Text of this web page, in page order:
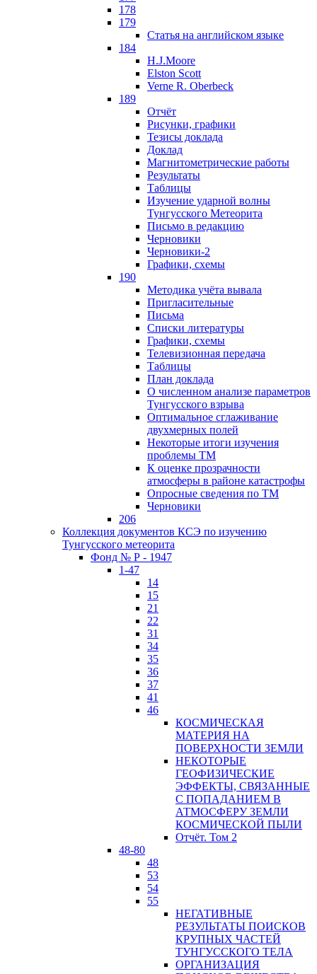
178
179
Статья на английском языке
184
H.J.Moore
Elston Scott
Verne R. Oberbeck
189
Отчёт
Рисунки, графики
Тезисы доклада
Доклад
Магнитометрические работы
Результаты
Таблицы
Изучение ударной волны
Тунгусского Метеорита
Письмо в редакцию
Черновики
Черновики-2
Графики, схемы
190
Методика учёта вывала
Пригласительные
Письма
Списки литературы
Графики, схемы
Телевизионная передача
Таблицы
План доклада
О численном анализе параметров
Тунгусского взрыва
Оптимальное сглаживание
двухмерных полей
Некоторые итоги изучения
проблемы ТМ
К оценке прозрачности
атмосферы в районе катастрофы
Опросные сведения по ТМ
Черновики
206
Коллекция документов КСЭ по изучению
Тунгусского метеорита
Фонд № Р - 1947
1-47
14
15
21
22
31
34
35
36
37
41
46
КОСМИЧЕСКАЯ
МАТЕРИЯ НА
ПОВЕРХНОСТИ ЗЕМЛИ
НЕКОТОРЫЕ
ГЕОФИЗИЧЕСКИЕ
ЭФФЕКТЫ, СВЯЗАННЫЕ
С ПОПАДАНИЕМ В
АТМОСФЕРУ ЗЕМЛИ
КОСМИЧЕСКОЙ ПЫЛИ
Отчёт. Том 2
48-80
48
53
54
55
НЕГАТИВНЫЕ
РЕЗУЛЬТАТЫ ПОИСКОВ
КРУПНЫХ ЧАСТЕЙ
ТУНГУССКОГО ТЕЛА
ОРГАНИЗАЦИЯ